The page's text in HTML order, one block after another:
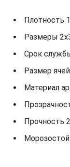
Плотность
Размеры
Срок
Размер
Материал
Прочность